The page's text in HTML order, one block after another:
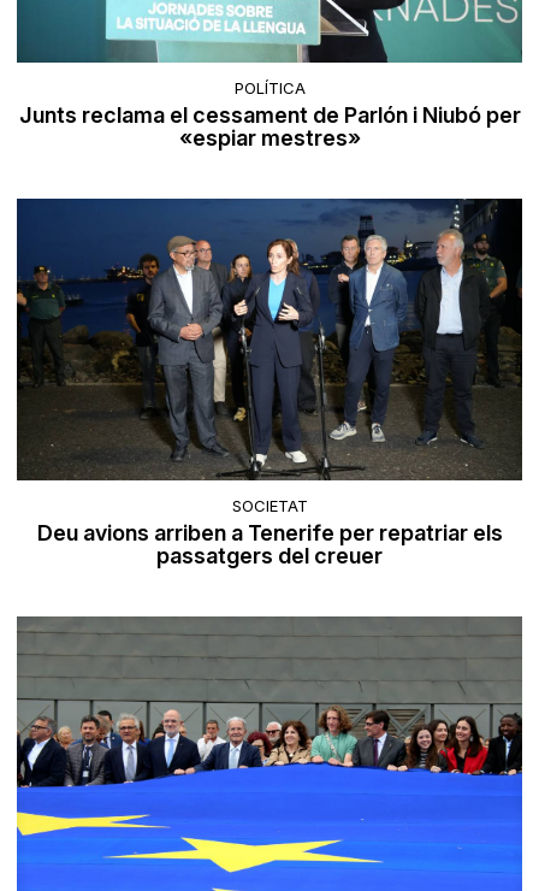
POLÍTICA
Junts reclama el cessament de Parlón i Niubó per
«espiar mestres»
SOCIETAT
Deu avions arriben a Tenerife per repatriar els
passatgers del creuer